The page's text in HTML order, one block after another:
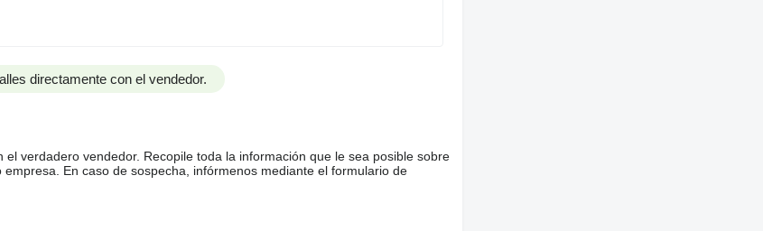
directamente con el vendedor.
verdadero vendedor. Recopile toda la información que le sea posible sobre
En caso de sospecha, infórmenos mediante el formulario de